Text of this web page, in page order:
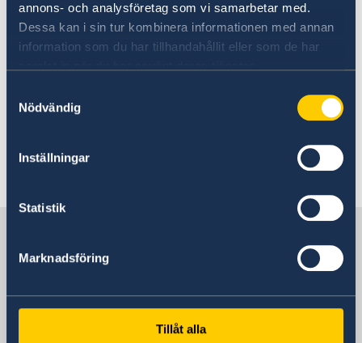
annons- och analysföretag som vi samarbetar med.
Dessa kan i sin tur kombinera informationen med annan
information som du har tillhandahållit eller som de har
Nödvändig
Inställningar
Statistik
Marknadsföring
Tillåt alla
Migration section will be closed on
4th of June
Government’s priorities in 2026
Statement of Foreign Policy